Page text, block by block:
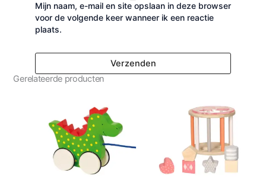
Mijn naam, e-mail en site opslaan in deze browser
voor de volgende keer wanneer ik een reactie
plaats.
Gerelateerde producten